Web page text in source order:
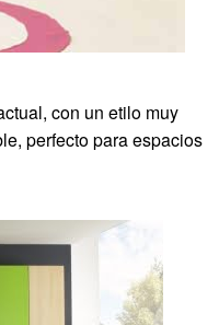
con un etilo muy
perfecto para espacios